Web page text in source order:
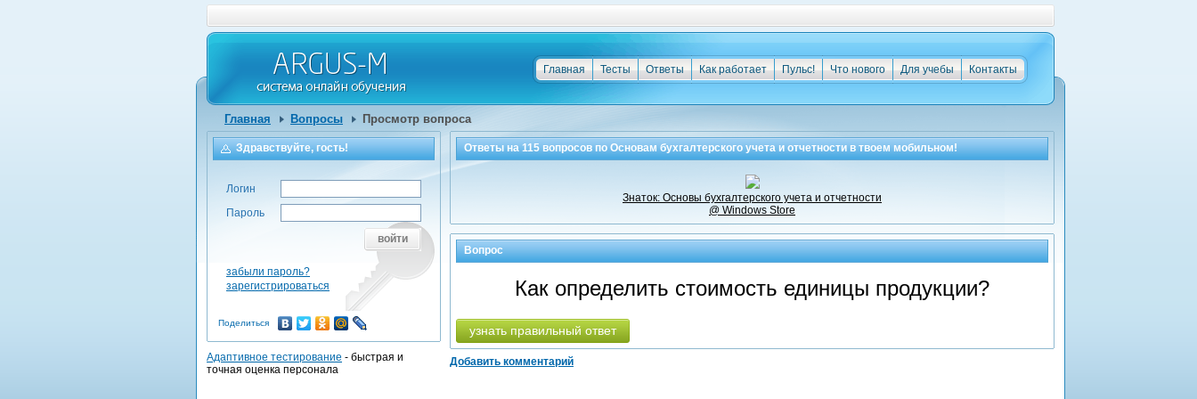
Контакты
Для учебы
Что нового
Пульс!
Как работает
Ответы
Тесты
Главная
Главная Вопросы Просмотр вопроса
Ответы на115вопросов поОсновам бухгалтерского учета и отчетностив твоем мобильном!
Знаток: Основы бухгалтерского учета и отчетности
@ Windows Store
Вопрос
Как определить стоимость единицы продукции?
узнать правильный ответ
Добавить комментарий
Здравствуйте, гость!
Логин
Пароль
войти
забыли пароль?
зарегистрироваться
Поделиться
Адаптивное тестирование - быстрая и
точная оценка персонала